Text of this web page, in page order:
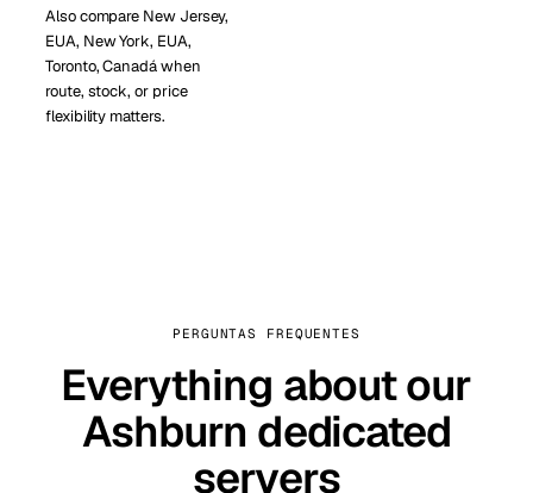
Also compare New Jersey,
EUA, New York, EUA,
Toronto, Canadá when
route, stock, or price
flexibility matters.
PERGUNTAS FREQUENTES
Everything about our
Ashburn dedicated
servers